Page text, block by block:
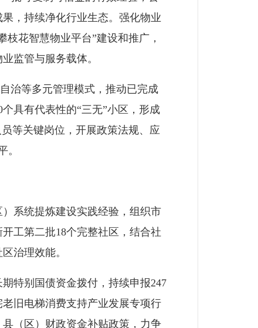
，持续净化行业生态。强化物业
花智慧物业平台”建设和推广，
监管与服务载体。
等多元管理模式，推动已完成
具有代表性的“三无”小区，形成
等关键岗位，开展政策法规、应
。
系统提炼建设实践经验，组织市
工第二批18个完整社区，结合社
治理效能。
特别国债资金拨付，持续申报247
旧电梯消费支持产业发展专项行
（区）财政资金补贴政策，力争